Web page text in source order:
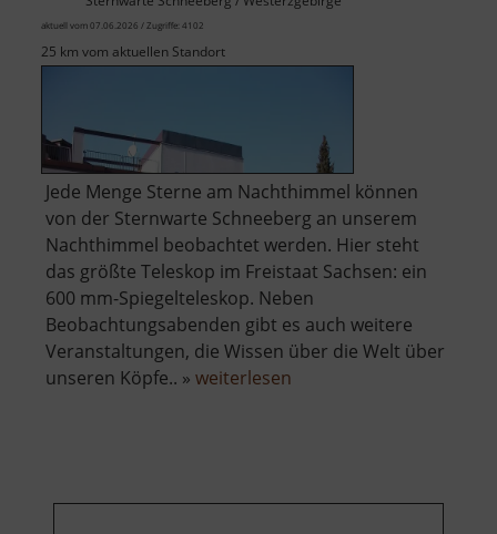
aktuell vom 07.06.2026 / Zugriffe: 4102
25 km vom aktuellen Standort
Jede Menge Sterne am Nachthimmel können
von der Sternwarte Schneeberg an unserem
Nachthimmel beobachtet werden. Hier steht
das größte Teleskop im Freistaat Sachsen: ein
600 mm-Spiegelteleskop. Neben
Beobachtungsabenden gibt es auch weitere
Veranstaltungen, die Wissen über die Welt über
unseren Köpfe.. » weiterlesen